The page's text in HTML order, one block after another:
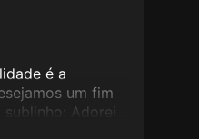
é a
um fim
Adorei